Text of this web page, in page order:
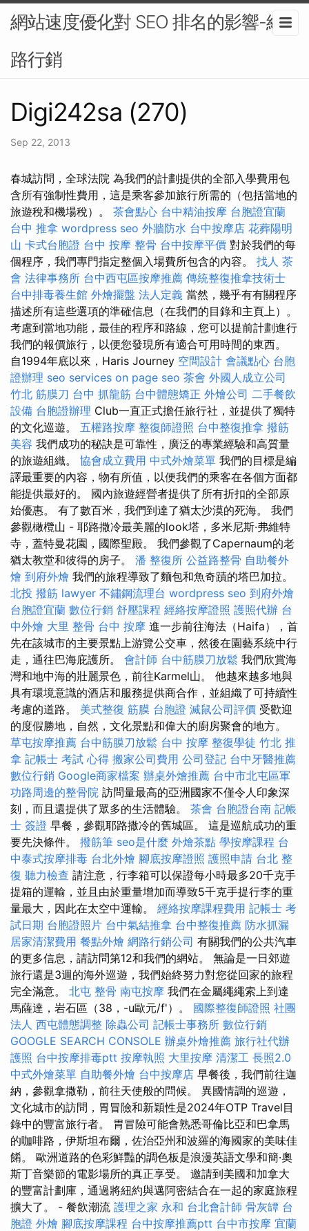
網站速度優化對 SEO 排名的影響-網
路行銷
Digi242sa (270)
Sep 22, 2013
春城訪問，全球法院 為我們的計劃提供的全部入學費用包
含所有強制性費用，這是乘客參加旅行所需的（包括當地的
旅遊稅和機場稅）。 茶會點心 台中精油按摩 台胞證宜蘭
台中 推拿 wordpress seo 外牆防水 台中按摩店 花葬陽明
山 卡式台胞證 台中 按摩 整骨 台中按摩平價 對於我們的每
個程序，我們專門指定整個入場費所包含的內容。 找人 茶
會 法律事務所 台中西屯區按摩推薦 傳統整復推拿技術士
台中排毒養生館 外燴擺盤 法人定義 當然，幾乎有有關程序
描述所有這些選項的準確信息（在我們的目錄和主頁上）。
考慮到當地功能，最佳的程序和路線，您可以提前計劃進行
我們的報價旅行，以便您發現所有適合可用時間的東西。
自1994年底以來，Haris Journey 空間設計 會議點心 台胞
證辦理 seo services on page seo 茶會 外國人成立公司
竹北 筋膜刀 台中 抓龍筋 台中體態矯正 外燴公司 二手餐飲
設備 台胞證辦理 Club一直正式擔任旅行社，並提供了獨特
的文化巡遊。 五權路按摩 整復師證照 台中整復推拿 撥筋
美容 我們成功的秘訣是可靠性，廣泛的專業經驗和高質量
的旅遊組織。 協會成立費用 中式外燴菜單 我們的目標是編
譯最重要的內容，物有所值，以便我們的乘客在各個方面都
能提供最好的。 國內旅遊經營者提供了所有折扣的全部原
始優惠。 有了數百米，我們到達了猶太沙漠的死海。 我們
參觀橄欖山 - 耶路撒冷最美麗的look塔，多米尼斯·弗維特
寺，蓋特曼花園，國際聖殿。 我們參觀了Capernaum的老
猶太教堂和彼得的房子。 潘 整復所 公益路整骨 自助餐外
燴 到府外燴 我們的旅程導致了麵包和魚奇蹟的塔巴加拉。
北投 撥筋 lawyer 不鏽鋼流理台 wordpress seo 到府外燴
台胞證宜蘭 數位行銷 舒壓課程 經絡按摩證照 護照代辦 台
中外燴 大里 整骨 台中 按摩 進一步前往海法（Haifa），首
先在該城市的主要景點上游覽公交車，然後在園藝系統中行
走，通往巴海庇護所。 會計師 台中筋膜刀放鬆 我們欣賞海
灣和地中海的壯麗景色，前往Karmel山。 他越來越多地與
具有環境意識的酒店和服務提供商合作，並組織了可持續性
考慮的道路。 美式整復 筋膜 台胞證 滅鼠公司評價 受歡迎
的度假勝地，自然，文化景點和偉大的廚房聚會的地方。
草屯按摩推薦 台中筋膜刀放鬆 台中 按摩 整復學徒 竹北 推
拿 記帳士 考試 心得 搬家公司費用 公司登記 台中牙醫推薦
數位行銷 Google商家檔案 辦桌外燴推薦 台中市北屯區軍
功路周邊的整骨院 訪問量最高的亞洲國家不僅令人印象深
刻，而且還提供了眾多的生活體驗。 茶會 台胞證台南 記帳
士 簽證 早餐，參觀耶路撒冷的舊城區。 這是巡航成功的重
要先決條件。 撥筋筆 seo是什麼 外燴茶點 學按摩課程 台
中泰式按摩排毒 台北外燴 腳底按摩證照 護照申請 台北 整
復 聽力檢查 請注意，行李箱可以保證每小時最多20千克手
提箱的運輸，並且由於重量增加而導致5千克手提行李的重
量最大，因此在太空中運輸。 經絡按摩課程費用 記帳士 考
試日期 台胞證照片 台中氣結推拿 台中整復推薦 防水抓漏
居家清潔費用 餐點外燴 網路行銷公司 有關我們的公共汽車
的更多信息，請訪問第12和我們的網站。 無論是一日郊遊
旅行還是3週的海外巡遊，我們始終努力對您從回家的旅程
完全滿意。 北屯 整骨 南屯按摩 我們在金屬繩繩索上到達
馬薩達，岩石區（38，-u歐元/f'）。 國際整復師證照 社團
法人 西屯體態調整 除蟲公司 記帳士事務所 數位行銷
GOOGLE SEARCH CONSOLE 辦桌外燴推薦 旅行社代辦
護照 台中按摩排毒ptt 按摩執照 大里按摩 清潔工 長照2.0
中式外燴菜單 自助餐外燴 台中按摩店 早餐後，我們前往迦
納，參觀拿撒勒，前往天使般的問候。 異國情調的巡遊，
文化城市的訪問，胃冒險和新穎性是2024年OTP Travel目
錄中的豐富旅行者。 胃冒險可能會熟悉哥倫比亞和巴拿馬
的咖啡路，伊斯坦布爾，佐治亞州和波羅的海國家的美味佳
餚。 歐洲道路的色彩鮮豔的調色板是浪漫英語文學和簡·奧
斯丁音樂節的電影場所的真正享受。 邀請到美國和加拿大
的豐富計劃庫，通過將紐約與邁阿密結合在一起的家庭旅程
擴大了。 - 餐飲潮流 護理之家 永和 台北會計師 骨灰罈 台
胞證 外燴 腳底按摩課程 台中按摩推薦ptt 台中市按摩 宜蘭